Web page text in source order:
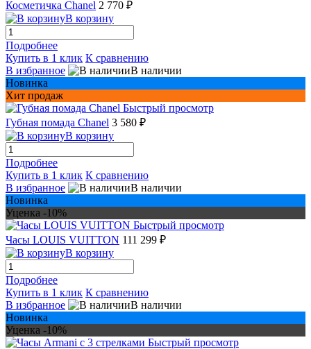
Косметичка Chanel 2 770 ₽
В корзину
Подробнее
Купить в 1 клик К сравнению
В избранное
В наличии
Новинка
Хит продаж
Быстрый просмотр
Губная помада Chanel 3 580 ₽
В корзину
Подробнее
Купить в 1 клик К сравнению
В избранное
В наличии
Новинка
Уценка -10%
Быстрый просмотр
Часы LOUIS VUITTON 111 299 ₽
В корзину
Подробнее
Купить в 1 клик К сравнению
В избранное
В наличии
Новинка
Уценка -10%
Быстрый просмотр